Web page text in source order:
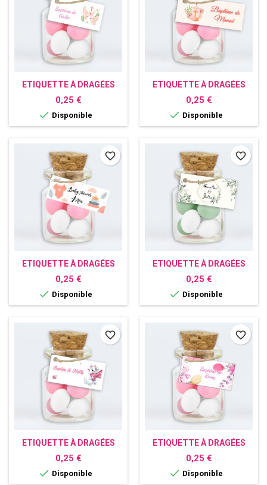
ETIQUETTE À DRAGÉES
PERSONNALISÉE
BAPTÊME COLOMBE
Prix
0,25 €
 Disponible
ETIQUETTE À DRAGÉES
PERSONNALISÉE
BAPTÊME CROIX
Prix
0,25 €
 Disponible
ETIQUETTE À DRAGÉES
PERSONNALISÉE BODY
Prix
0,25 €
 Disponible
favorite_border
ETIQUETTE À DRAGÉES
PERSONNALISÉE
CHAMPÊTRE
Prix
0,25 €
 Disponible
favorite_border
ETIQUETTE À DRAGÉES
PERSONNALISÉE CHAT
DISNEY
Prix
0,25 €
 Disponible
favorite_border
ETIQUETTE À DRAGÉES
PERSONNALISÉE FLEUR
Prix
0,25 €
 Disponible
favorite_border